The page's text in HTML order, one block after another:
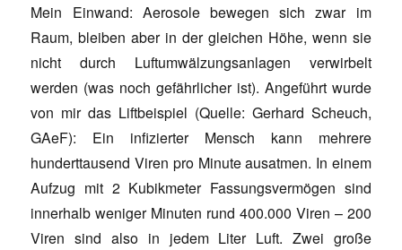
Mein Einwand: Aerosole bewegen sich zwar im
Raum, bleiben aber in der gleichen Höhe, wenn sie
nicht durch Luftumwälzungsanlagen verwirbelt
werden (was noch gefährlicher ist). Angeführt wurde
von mir das Liftbeispiel (Quelle: Gerhard Scheuch,
GAeF): Ein infizierter Mensch kann mehrere
hunderttausend Viren pro Minute ausatmen. In einem
Aufzug mit 2 Kubikmeter Fassungsvermögen sind
innerhalb weniger Minuten rund 400.000 Viren – 200
Viren sind also in jedem Liter Luft. Zwei große